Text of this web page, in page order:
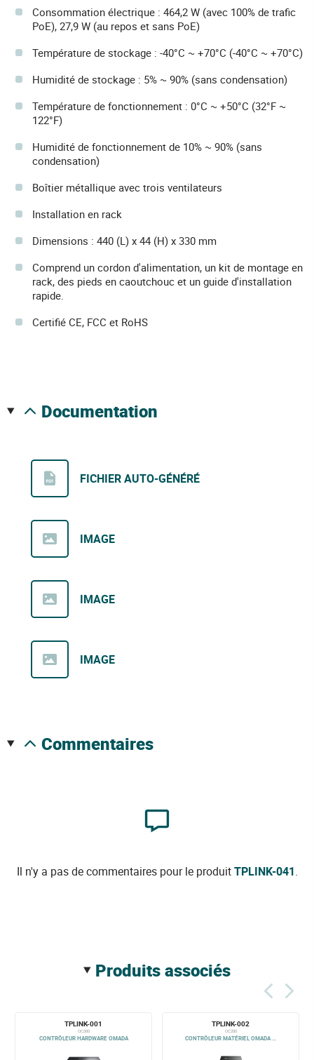
Consommation électrique : 464,2 W (avec 100% de trafic
PoE), 27,9 W (au repos et sans PoE)
Température de stockage : -40°C ~ +70°C (-40°C ~ +70°C)
Humidité de stockage : 5% ~ 90% (sans condensation)
Température de fonctionnement : 0°C ~ +50°C (32°F ~
122°F)
Humidité de fonctionnement de 10% ~ 90% (sans
condensation)
Boîtier métallique avec trois ventilateurs
Installation en rack
Dimensions : 440 (L) x 44 (H) x 330 mm
Comprend un cordon d'alimentation, un kit de montage en
rack, des pieds en caoutchouc et un guide d'installation
rapide.
Certifié CE, FCC et RoHS
documentation
FICHIER AUTO-GÉNÉRÉ
IMAGE
IMAGE
IMAGE
commentaires
Il n'y a pas de commentaires pour le produitTPLINK-041.
produits associés
TPLINK-001
OC300
CONTRÔLEUR HARDWARE OMADA
TPLINK-002
OC200
CONTRÔLEUR MATÉRIEL OMADA ...